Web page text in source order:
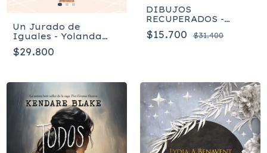
Un Jurado de
Iguales - Yolanda
Morató, Yolanda
Morató, Sara
$29.800
DIBUJOS
RECUPERADOS -
Franz Kafka
$15.700 $31.400